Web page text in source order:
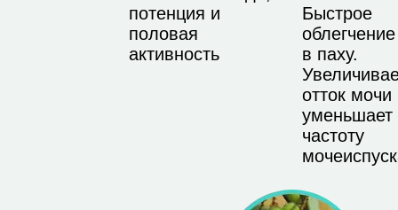
потенция и
половая
активность
Быстрое
в паху.
отток мочи
уменьшает
частоту